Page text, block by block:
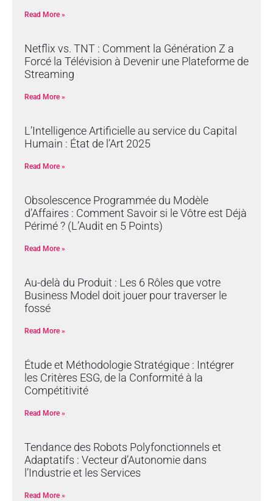
Read More »
Netflix vs. TNT : Comment la Génération Z a
Forcé la Télévision à Devenir une Plateforme de
Streaming
Read More »
L’Intelligence Artificielle au service du Capital
Humain : État de l’Art 2025
Read More »
Obsolescence Programmée du Modèle
d’Affaires : Comment Savoir si le Vôtre est Déjà
Périmé ? (L’Audit en 5 Points)
Read More »
Au-delà du Produit : Les 6 Rôles que votre
Business Model doit jouer pour traverser le
fossé
Read More »
Étude et Méthodologie Stratégique : Intégrer
les Critères ESG, de la Conformité à la
Compétitivité
Read More »
Tendance des Robots Polyfonctionnels et
Adaptatifs : Vecteur d’Autonomie dans
l’Industrie et les Services
Read More »